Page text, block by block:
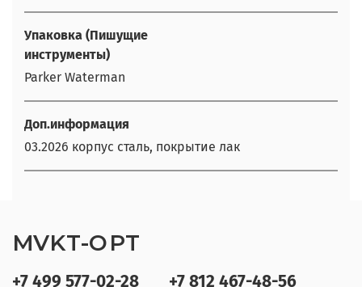
Упаковка (Пишущие
инструменты)
Parker Waterman
Доп.информация
03.2026 корпус сталь, покрытие лак
+7 499 577-02-28 +7 812 467-48-56
MVKT-OPT